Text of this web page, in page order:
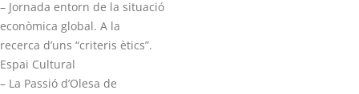
– Jornada entorn de la situació
econòmica global. A la
recerca d’uns “criteris ètics”.
Espai Cultural
– La Passió d’Olesa de